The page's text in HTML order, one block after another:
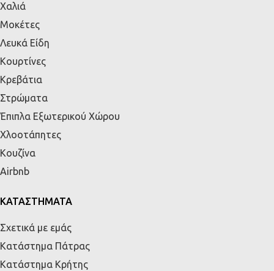
Χαλιά
Μοκέτες
Λευκά Είδη
Κουρτίνες
Κρεβάτια
Στρώματα
Έπιπλα Εξωτερικού Χώρου
Χλοοτάπητες
Κουζίνα
Airbnb
ΚΑΤΑΣΤΗΜΑΤΑ
Σχετικά με εμάς
Κατάστημα Πάτρας
Κατάστημα Κρήτης